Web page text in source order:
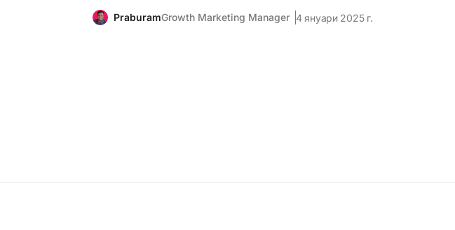
PraburamGrowth Marketing Manager 4 януари 2025 г.